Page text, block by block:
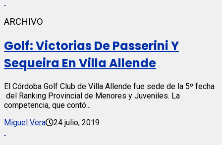
ARCHIVO
Golf: Victorias De Passerini Y
Sequeira En Villa Allende
El Córdoba Golf Club de Villa Allende fue sede de la 5º fecha
del Ranking Provincial de Menores y Juveniles. La
competencia, que contó...
Miguel Vera
24 julio, 2019